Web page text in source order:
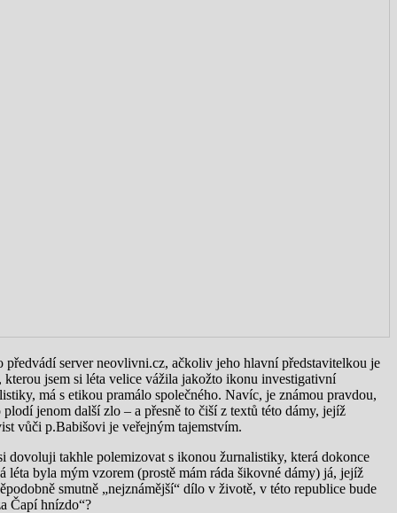
předvádí server neovlivni.cz, ačkoliv jeho hlavní představitelkou je
kterou jsem si léta velice vážila jakožto ikonu investigativní
má s etikou pramálo společného. Navíc, je známou pravdou,
plodí jenom další zlo – a přesně to čiší z textů této dámy, jejíž
vůči p.Babišovi je veřejným tajemstvím.
dovoluji takhle polemizovat s ikonou žurnalistiky, která dokonce
léta byla mým vzorem (prostě mám ráda šikovné dámy) já, jejíž
smutně „nejznámější“ dílo v životě, v této republice bude
Čapí hnízdo“?